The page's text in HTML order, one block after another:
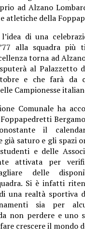
ad Alzano
atletiche della
di una
alla squadra più
torna ad
al Palazzetto
e che farà da
Campionesse
Comunale ha
il
già saturo e gli spazi
e delle
attivata per
delle
Si è infatti
una realtà sportiva
sia per
non perdere e
crescere il mondo